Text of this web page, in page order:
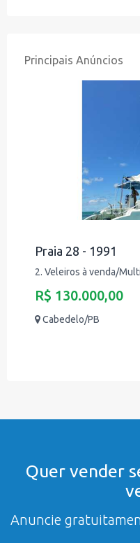
Principais Anúncios
Praia 28 - 1991
2. Veleiros à venda/
R$ 130.000,00
Cabedelo/PB
Quer vender
Anuncie